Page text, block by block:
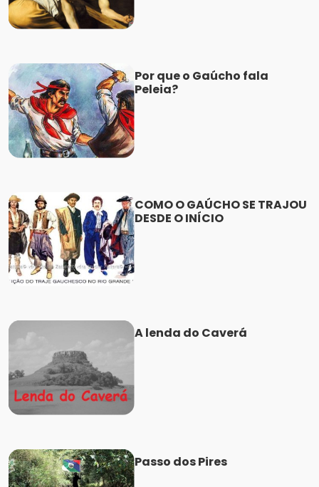
Por que o Gaúcho fala
Peleia?
COMO O GAÚCHO SE TRAJOU
DESDE O INÍCIO
A lenda do Caverá
Passo dos Pires